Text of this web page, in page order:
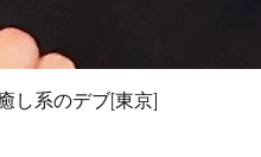
し系のデブ[東京]